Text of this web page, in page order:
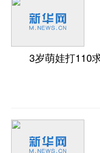
3岁萌娃打110